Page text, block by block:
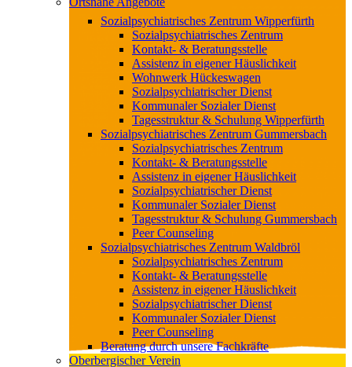
Sozialpsychiatrisches Zentrum Wipperfürth
Sozialpsychiatrisches Zentrum
Kontakt- & Beratungsstelle
Assistenz in eigener Häuslichkeit
Wohnwerk Hückeswagen
Sozialpsychiatrischer Dienst
Kommunaler Sozialer Dienst
Tagesstruktur & Schulung Wipperfürth
Sozialpsychiatrisches Zentrum Gummersbach
Sozialpsychiatrisches Zentrum
Kontakt- & Beratungsstelle
Assistenz in eigener Häuslichkeit
Sozialpsychiatrischer Dienst
Kommunaler Sozialer Dienst
Tagesstruktur & Schulung Gummersbach
Peer Counseling
Sozialpsychiatrisches Zentrum Waldbröl
Sozialpsychiatrisches Zentrum
Kontakt- & Beratungsstelle
Assistenz in eigener Häuslichkeit
Sozialpsychiatrischer Dienst
Kommunaler Sozialer Dienst
Peer Counseling
Beratung durch unsere Fachkräfte
Oberbergischer Verein